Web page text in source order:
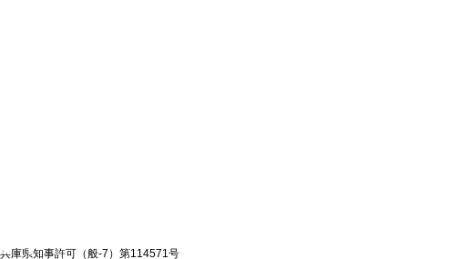
兵庫県知事許可（般-7）第114571号